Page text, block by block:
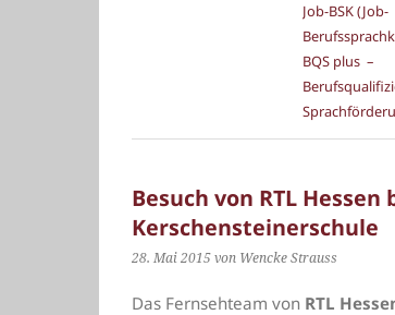
Job-BSK (Job-
BQS plus –
Besuch von RTL Hessen
Kerschensteinerschule
28. Mai 2015von Wencke Strauss
Das Fernsehteam von RTL